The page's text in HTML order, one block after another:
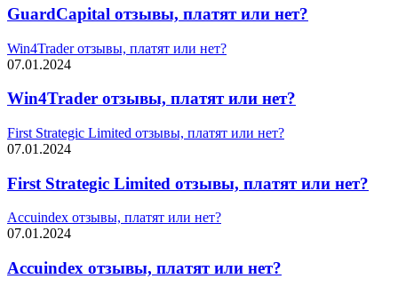
GuardCapital отзывы, платят или нет?
Win4Trader отзывы, платят или нет?
07.01.2024
Win4Trader отзывы, платят или нет?
First Strategic Limited отзывы, платят или нет?
07.01.2024
First Strategic Limited отзывы, платят или нет?
Accuindex отзывы, платят или нет?
07.01.2024
Accuindex отзывы, платят или нет?